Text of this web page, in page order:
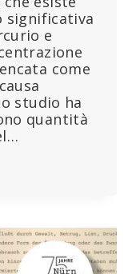
significativa
e
come
studio ha
quantità